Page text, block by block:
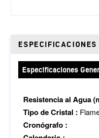
Especificaciones
Resistencia al Agua
Tipo de Cristal :
Cronógrafo :